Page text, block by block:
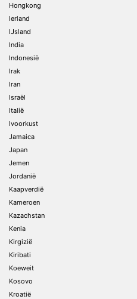
Hongkong
Ierland
IJsland
India
Indonesië
Irak
Iran
Israël
Italië
Ivoorkust
Jamaica
Japan
Jemen
Jordanië
Kaapverdië
Kameroen
Kazachstan
Kenia
Kirgizië
Kiribati
Koeweit
Kosovo
Kroatië